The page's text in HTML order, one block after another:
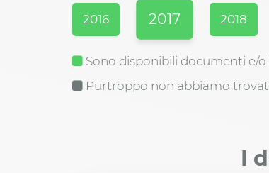
2016 2017 2018
Sono disponibili documenti e/
Purtroppo non abbiamo
I